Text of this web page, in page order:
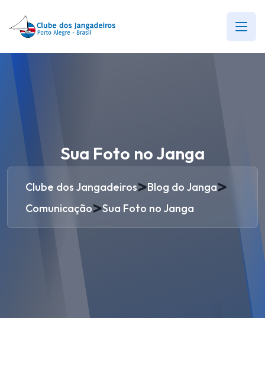
Sua Foto no Janga
Clube dos Jangadeiros>Blog do Janga>
Comunicação>Sua Foto no Janga